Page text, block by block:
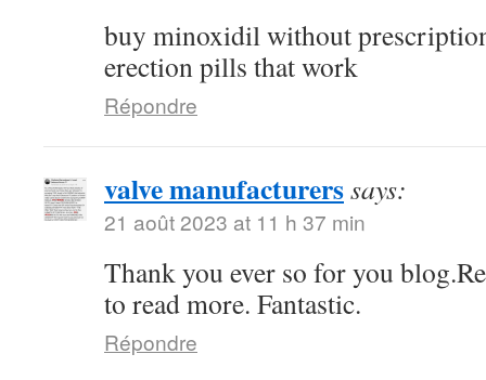
buy minoxidil without
erection pills that work
Répondre
valve manufacturerssays:
21 août 2023 at 11 h 37 min
Thank you ever so for you
to read more. Fantastic.
Répondre